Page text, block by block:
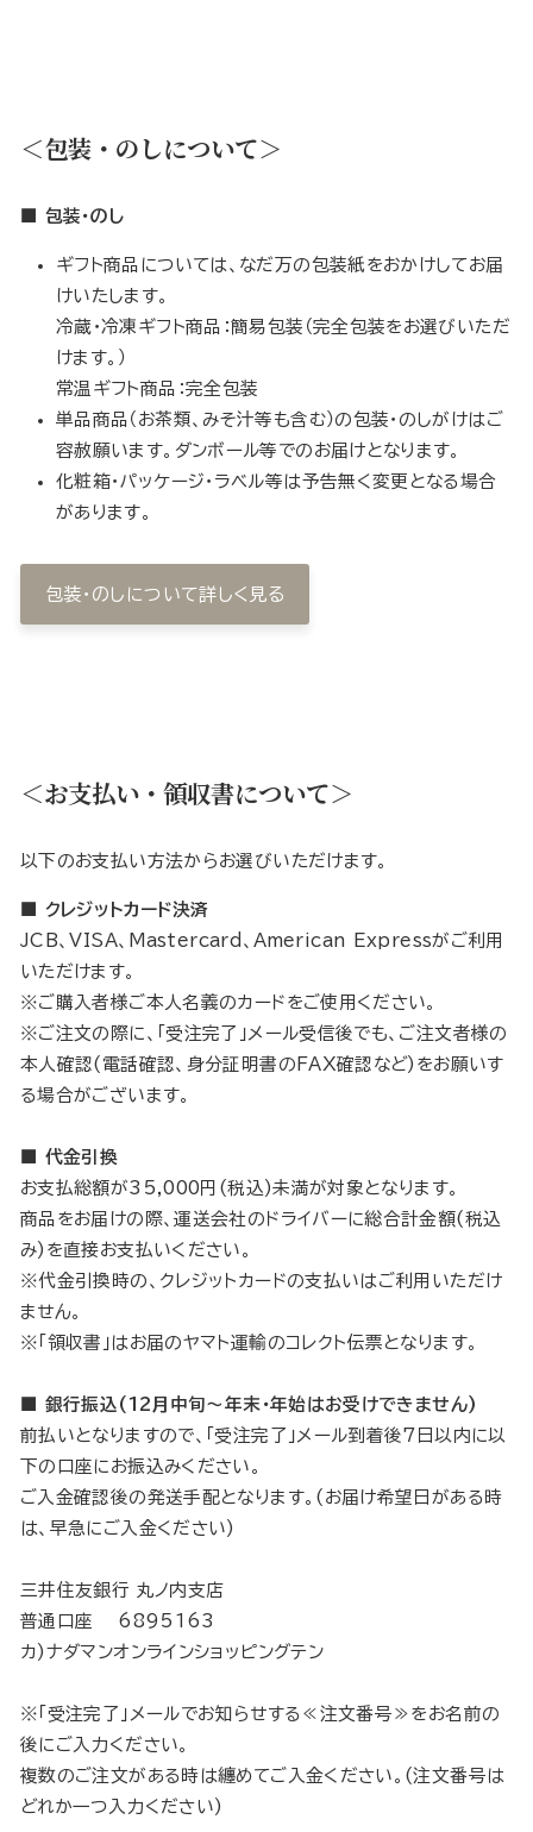
＜包装・のしについて＞
■ 包装・のし
ギフト商品については、なだ万の包装紙をおかけしてお届
けいたします。
冷蔵・冷凍ギフト商品：簡易包装（完全包装をお選びいただ
けます。）
常温ギフト商品：完全包装
単品商品（お茶類、みそ汁等も含む）の包装・のしがけはご
容赦願います。ダンボール等でのお届けとなります。
化粧箱・パッケージ・ラベル等は予告無く変更となる場合
があります。
包装・のしについて詳しく見る
＜お支払い・領収書について＞
以下のお支払い方法からお選びいただけます。
■ クレジットカード決済
JCB、VISA、Mastercard、American Expressがご利用
いただけます。
※ご購入者様ご本人名義のカードをご使用ください。
※ご注文の際に、「受注完了」メール受信後でも、ご注文者様の
本人確認(電話確認、身分証明書のFAX確認など)をお願いす
る場合がございます。
■ 代金引換
お支払総額が35,000円(税込)未満が対象となります。
商品をお届けの際、運送会社のドライバーに総合計金額(税込
み)を直接お支払いください。
※代金引換時の、クレジットカードの支払いはご利用いただけ
ません。
※「領収書」はお届のヤマト運輸のコレクト伝票となります。
■ 銀行振込(12月中旬～年末・年始はお受けできません)
前払いとなりますので、「受注完了」メール到着後7日以内に以
下の口座にお振込みください。
ご入金確認後の発送手配となります。(お届け希望日がある時
は、早急にご入金ください)
三井住友銀行 丸ノ内支店
普通口座 6895163
カ)ナダマンオンラインショッピングテン
※「受注完了」メールでお知らせする≪注文番号≫をお名前の
後にご入力ください。
複数のご注文がある時は纏めてご入金ください。(注文番号は
どれか一つ入力ください)